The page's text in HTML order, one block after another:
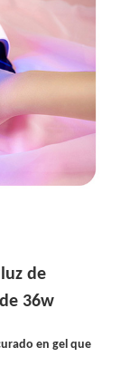
de
36w
en gel que